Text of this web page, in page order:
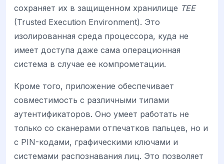
сохраняет их в защищенном хранилище TEE
(Trusted Execution Environment). Это
изолированная среда процессора, куда не
имеет доступа даже сама операционная
система в случае ее компрометации.
Кроме того, приложение обеспечивает
совместимость с различными типами
аутентификаторов. Оно умеет работать не
только со сканерами отпечатков пальцев, но и
с PIN-кодами, графическими ключами и
системами распознавания лиц. Это позволяет